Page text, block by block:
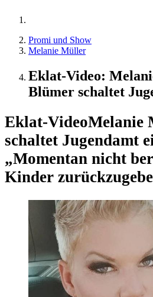
Promi und Show
Melanie Müller
Eklat-Video:
Blümer schaltet
Eklat-VideoMelanie
schaltet Jugendamt
„Momentan nicht
Kinder